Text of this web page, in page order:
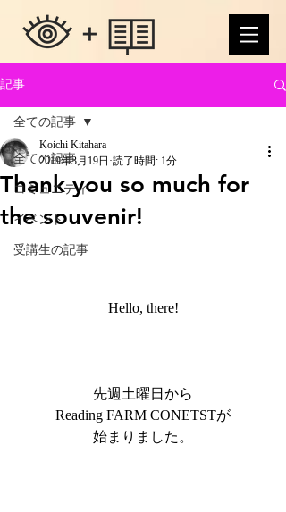
記事
全ての記事
コミュニティ
イベント
受講生の記事
全ての記事
Thank you so much for
the souvenir!
Koichi Kitahara
2019年3月19日 読了時間: 1分
Hello, there!
先週土曜日から
Reading FARM CONETSTが
始まりました。